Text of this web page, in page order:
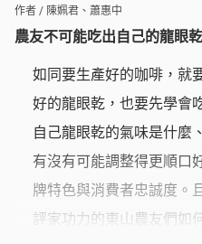
農友不可能吃出自己的龍眼乾
作者 / 陳姵君、蕭惠中
如同要生產好的咖啡，就
好的龍眼乾，也要先學會
自己龍眼乾的氣味是什麼
有沒有可能調整得更順口
牌特色與消費者忠誠度。
評家功力的東山農友們如